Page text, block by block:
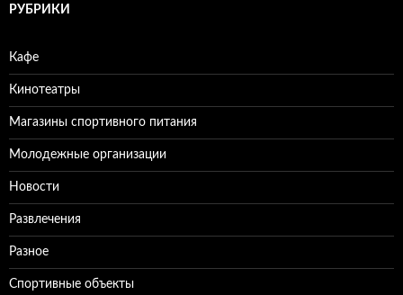
иРУБРИКИ
Кафе
Кинотеатры
Магазины спортивного питания
Молодежные организации
Новости
Развлечения
Разное
Спортивные объекты